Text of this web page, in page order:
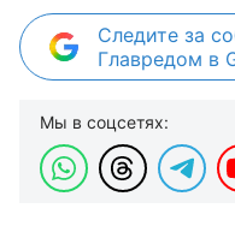
Следите за
Главредом в
Мы в соцсетях: